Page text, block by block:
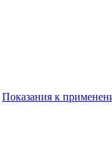
Показания к